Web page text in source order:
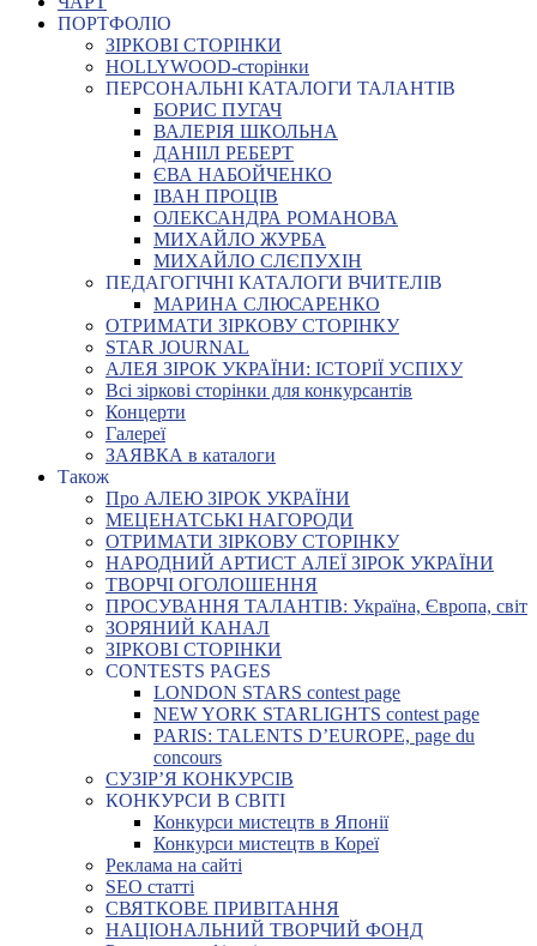
ПОРТФОЛІО
ЗІРКОВІ СТОРІНКИ
HOLLYWOOD-сторінки
ПЕРСОНАЛЬНІ КАТАЛОГИ ТАЛАНТІВ
БОРИС ПУГАЧ
ВАЛЕРІЯ ШКОЛЬНА
ДАНІІЛ РЕБЕРТ
ЄВА НАБОЙЧЕНКО
ІВАН ПРОЦІВ
ОЛЕКСАНДРА РОМАНОВА
МИХАЙЛО ЖУРБА
МИХАЙЛО СЛЄПУХІН
ПЕДАГОГІЧНІ КАТАЛОГИ ВЧИТЕЛІВ
МАРИНА СЛЮСАРЕНКО
ОТРИМАТИ ЗІРКОВУ СТОРІНКУ
STAR JOURNAL
АЛЕЯ ЗІРОК УКРАЇНИ: ІСТОРІЇ УСПІХУ
Всі зіркові сторінки для конкурсантів
Концерти
Галереї
ЗАЯВКА в каталоги
Також
Про АЛЕЮ ЗІРОК УКРАЇНИ
МЕЦЕНАТСЬКІ НАГОРОДИ
ОТРИМАТИ ЗІРКОВУ СТОРІНКУ
НАРОДНИЙ АРТИСТ АЛЕЇ ЗІРОК УКРАЇНИ
ТВОРЧІ ОГОЛОШЕННЯ
ПРОСУВАННЯ ТАЛАНТІВ: Україна, Європа, світ
ЗОРЯНИЙ КАНАЛ
ЗІРКОВІ СТОРІНКИ
CONTESTS PAGES
LONDON STARS contest page
NEW YORK STARLIGHTS contest page
PARIS: TALENTS D’EUROPE, page du
concours
СУЗІР’Я КОНКУРСІВ
КОНКУРСИ В СВІТІ
Конкурси мистецтв в Японії
Конкурси мистецтв в Кореї
Реклама на сайті
SEO статті
СВЯТКОВЕ ПРИВІТАННЯ
НАЦІОНАЛЬНИЙ ТВОРЧИЙ ФОНД